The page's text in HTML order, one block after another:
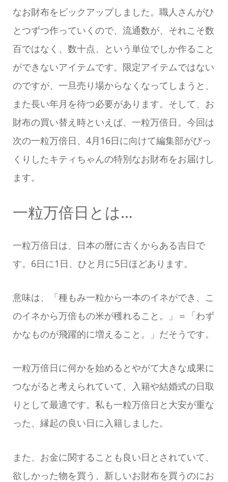
なお財布をピックアップしました。職人さんがひ
とつずつ作っていくので、流通数が、それこそ数
百ではなく、数十点、という単位でしか作ること
ができないアイテムです。限定アイテムではない
のですが、一旦売り場からなくなってしまうと、
また長い年月を待つ必要があります。そして、お
財布の買い替え時といえば、一粒万倍日。今回は
次の一粒万倍日、4月16日に向けて編集部がびっ
くりしたキティちゃんの特別なお財布をお届けし
ます。
一粒万倍日とは…
一粒万倍日は、日本の暦に古くからある吉日で
す。6日に1日、ひと月に5日ほどあります。
意味は、「種もみ一粒から一本のイネができ、こ
のイネから万倍もの米が穫れること。」＝「わず
かなものが飛躍的に増えること。」だそうです。
一粒万倍日に何かを始めるとやがて大きな成果に
つながると考えられていて、入籍や結婚式の日取
りとして最適です。私も一粒万倍日と大安が重な
った、縁起の良い日に入籍しました。
また、お金に関することも良い日とされていて、
欲しかった物を買う、新しいお財布を買うのにお